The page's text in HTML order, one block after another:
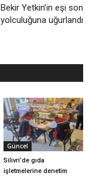
Bekir Yetkin’in eşi son
yolculuğuna uğurlandı
Güncel
Silivri’de gıda
işletmelerine denetim